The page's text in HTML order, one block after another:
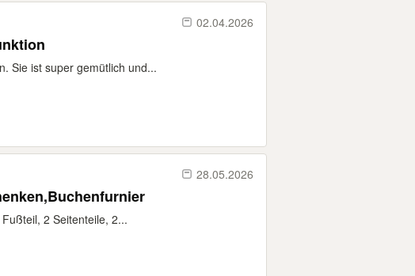
02.04.2026
Sie ist super gemütlich und...
28.05.2026
2 Seitenteile, 2...